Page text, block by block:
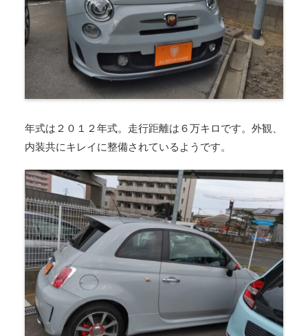
年式は２０１２年式。走行距離は６万キロです。外観、
内装共にキレイに整備されているようです。